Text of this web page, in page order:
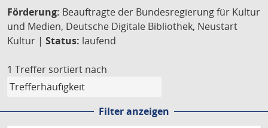
Förderung: Beauftragte der Bundesregierung für Kultur
und Medien, Deutsche Digitale Bibliothek, Neustart
Kultur | Status: laufend
1 Treffer sortiert nach
Filter anzeigen